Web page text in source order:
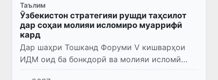
Таълим
Ӯзбекистон стратегияи рушди таҳсилот
дар соҳаи молияи исломиро муаррифӣ
кард
Дар шаҳри Тошканд Форуми V кишварҳои
ИДМ оид ба бонкдорӣ ва молияи исломӣ
баргузор гардид, ки аз ҷониби созмони